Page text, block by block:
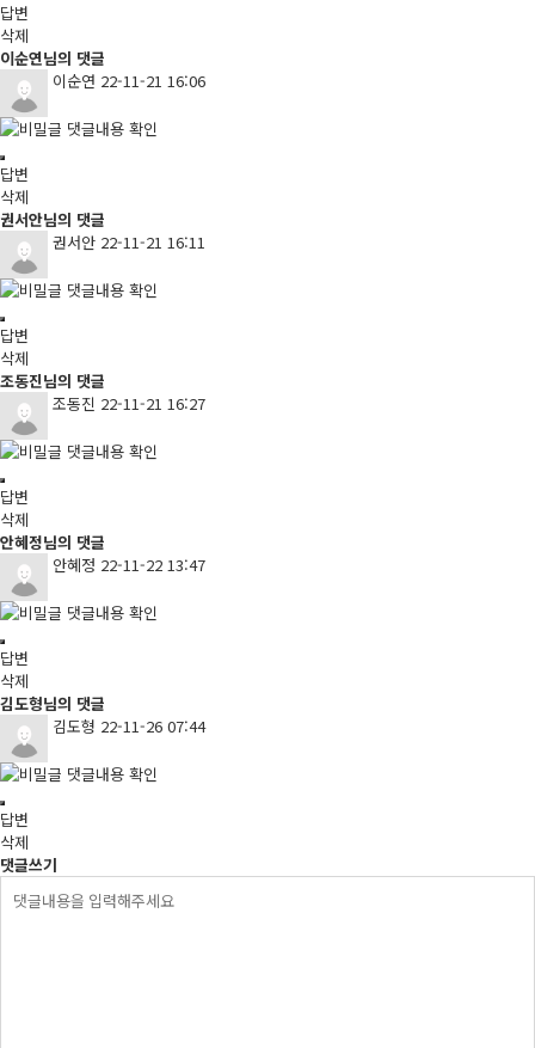
답변
삭제
이순연님의 댓글
이순연 22-11-21 16:06
댓글내용 확인
답변
삭제
권서안님의 댓글
권서안 22-11-21 16:11
댓글내용 확인
답변
삭제
조동진님의 댓글
조동진 22-11-21 16:27
댓글내용 확인
답변
삭제
안혜정님의 댓글
안혜정 22-11-22 13:47
댓글내용 확인
답변
삭제
김도형님의 댓글
김도형 22-11-26 07:44
댓글내용 확인
답변
삭제
댓글쓰기